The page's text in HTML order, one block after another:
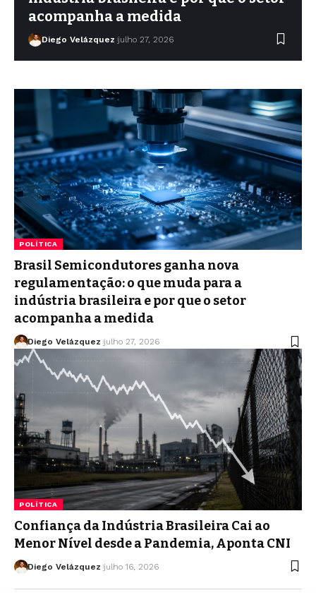
acompanha a medida
Diego Velázquez julho 27, 2026
POLÍTICA
Brasil Semicondutores ganha nova
regulamentação: o que muda para a
indústria brasileira e por que o setor
acompanha a medida
Diego Velázquez julho 27, 2026
POLÍTICA
Confiança da Indústria Brasileira Cai ao
Menor Nível desde a Pandemia, Aponta CNI
Diego Velázquez julho 16, 2026